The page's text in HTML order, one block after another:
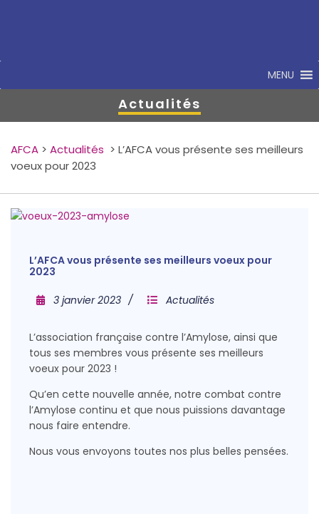
MENU
Actualités
AFCA > Actualités > L’AFCA vous présente ses meilleurs
voeux pour 2023
L’AFCA vous présente ses meilleurs voeux pour
2023
3 janvier 2023
Actualités
L’association française contre l’Amylose, ainsi que
tous ses membres vous présente ses meilleurs
voeux pour 2023 !
Qu’en cette nouvelle année, notre combat contre
l’Amylose continu et que nous puissions davantage
nous faire entendre.
Nous vous envoyons toutes nos plus belles pensées.